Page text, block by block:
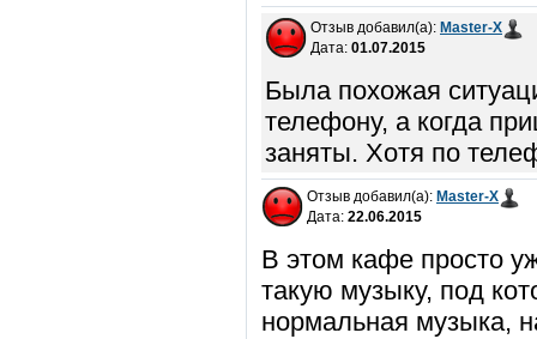
Отзыв добавил(а): Master-X
Дата: 01.07.2015
Была похожая
телефону, а когда
заняты. Хотя по
Отзыв добавил(а): Master-X
Дата: 22.06.2015
В этом кафе просто
такую музыку, под
нормальная музыка,